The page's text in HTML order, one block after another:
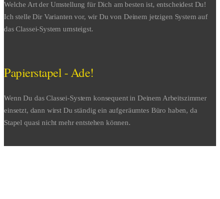
Welche Art der Umstellung für Dich am besten ist, entscheidest Du!
Ich stelle Dir Varianten vor, wir Du von Deinem jetzigen System auf
das Classei-System umsteigst.
Papierstapel - Ade!
Wenn Du das Classei-System konsequent in Deinem Arbeitszimmer
einsetzt, dann wirst Du ständig ein aufgeräumtes Büro haben, da
Stapel quasi nicht mehr entstehen können.